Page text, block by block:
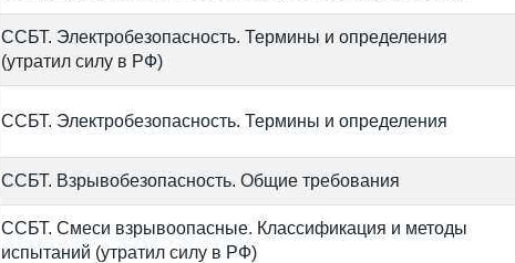
ССБТ. Электробезопасность. Термины и определения
(утратил силу в РФ)
ССБТ. Электробезопасность. Термины и определения
ССБТ. Взрывобезопасность. Общие требования
ССБТ. Смеси взрывоопасные. Классификация и методы
испытаний (утратил силу в РФ)